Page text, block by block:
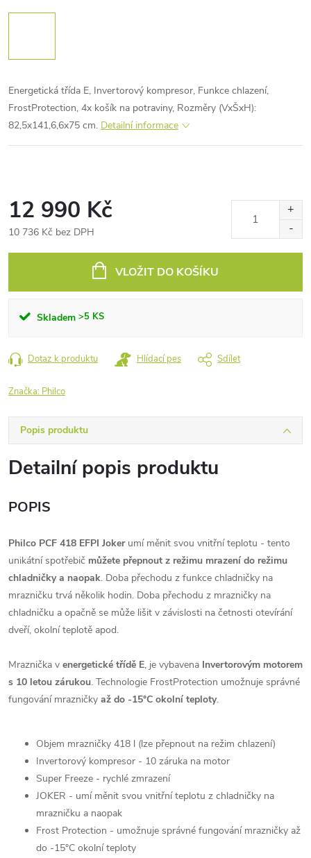
Energetická třída E, Invertorový kompresor, Funkce chlazení,
FrostProtection, 4x košík na potraviny, Rozměry (VxŠxH):
82,5x141,6,6x75 cm. Detailní informace
Skladem >5 KS
12 990 Kč
10 736 Kč bez DPH
VLOŽIT DO KOŠÍKU
Dotaz k produktu Hlídací pes Sdílet
Značka: Philco
Popis produktu
Detailní popis produktu
POPIS
Philco PCF 418 EFPI Joker umí měnit svou vnitřní teplotu - tento
unikátní spotřebič můžete přepnout z režimu mrazení do režimu
chladničky a naopak. Doba přechodu z funkce chladničky na
mrazničku trvá několik hodin. Doba přechodu z mrazničky na
chladničku a opačně se může lišit v závislosti na četnosti otevírání
dveří, okolní teplotě apod.
Mraznička v energetické třídě E, je vybavena Invertorovým motorem
s 10 letou zárukou. Technologie FrostProtection umožnuje správné
fungování mrazničky až do -15°C okolní teploty.
Objem mrazničky 418 l (lze přepnout na režim chlazení)
Invertorový kompresor - 10 záruka na motor
Super Freeze - rychlé zmrazení
JOKER - umí měnit svou vnitřní teplotu z chladničky na
mrazničku a naopak
Frost Protection - umožnuje správné fungování mrazničky až
do -15°C okolní teploty